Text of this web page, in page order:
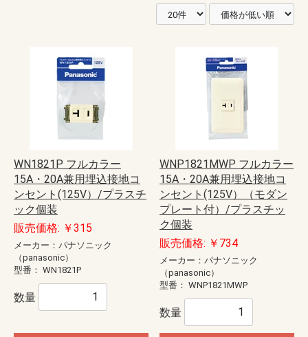
WN1821P フルカラー
15A・20A兼用埋込接地コ
ンセント(125V）/プラスチ
ック個装
販売価格: ￥315
メーカー：パナソニック
（panasonic）
型番： WN1821P
数量
WNP1821MWP フルカラー
15A・20A兼用埋込接地コ
ンセント(125V）（モダン
プレート付）/プラスチッ
ク個装
販売価格: ￥734
メーカー：パナソニック
（panasonic）
型番： WNP1821MWP
数量